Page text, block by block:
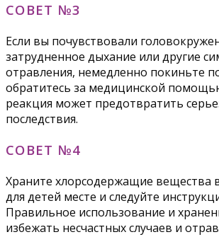
СОВЕТ №3
Если вы почувствовали
затрудненное дыхание или другие
отравления, немедленно покиньте
обратитесь за медицинской
реакция может предотвратить
последствия.
СОВЕТ №4
Храните хлорсодержащие вещества
для детей месте и следуйте
Правильное использование и
избежать несчастных случаев и